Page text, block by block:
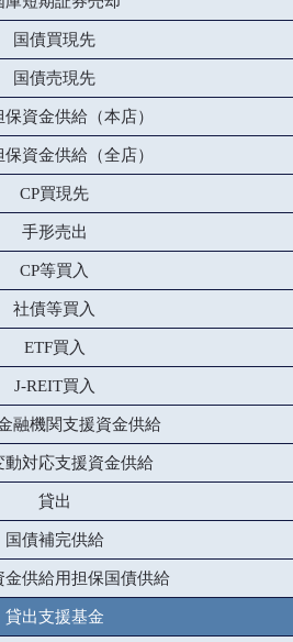
国債買現先
国債売現先
資金供給（本店）
資金供給（全店）
CP買現先
手形売出
CP等買入
社債等買入
ETF買入
J-REIT買入
融機関支援資金供給
動対応支援資金供給
貸出
国債補完供給
金供給用担保国債供給
貸出支援基金